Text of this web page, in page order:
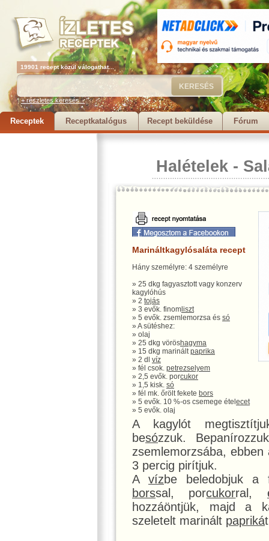
19901 recept közül válogathat...
+ részletes keresés...
Receptek Receptkatalógus Recept beküldése Fórum
Halételek -
Marináltkagylósaláta recept
Hány személyre: 4 személyre
» 25 dkg fagyasztott vagy konzerv
kagylóhús
» 2 tojás
» 3 evők. finom liszt
» 5 evők. zsemlemorzsa és só
» A sütéshez:
» olaj
» 25 dkg vöröshagyma
» 15 dkg marináltpaprika
» 2 dl víz
» fél csok. petrezselyem
» 2,5 evők. porcukor
» 1,5 kisk. só
» fél mk. őrölt fekete bors
» 5 evők. 10 %-os csemege étel ecet
» 5 evők. olaj
A kagylót
besózzuk.
zsemlemorzsába,
3 percig pirítjuk.
A vízbe beledobjuk a
borssal, porcukorral,
hozzáöntjük, majd a
szeletelt marinált papriká